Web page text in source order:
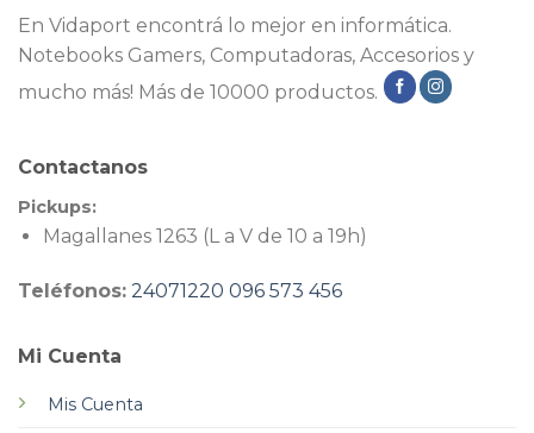
En Vidaport encontrá lo mejor en informática.
Notebooks Gamers, Computadoras, Accesorios y
mucho más! Más de 10000 productos.
Mi Cuenta
Mis Cuenta
Contactanos
Pickups:
Magallanes 1263 (L a V de 10 a 19h)
Teléfonos: 24071220 096 573 456